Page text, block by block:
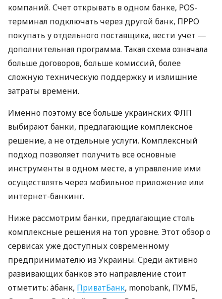
компаний. Счет открывать в одном банке, POS-
терминал подключать через другой банк, ПРРО
покупать у отдельного поставщика, вести учет —
дополнительная программа. Такая схема означала
больше договоров, больше комиссий, более
сложную техническую поддержку и излишние
затраты времени.
Именно поэтому все больше украинских ФЛП
выбирают банки, предлагающие комплексное
решение, а не отдельные услуги. Комплексный
подход позволяет получить все основные
инструменты в одном месте, а управление ими
осуществлять через мобильное приложение или
интернет-банкинг.
Ниже рассмотрим банки, предлагающие столь
комплексные решения на топ уровне. Этот обзор о
сервисах уже доступных современному
предпринимателю из Украины. Среди активно
развивающих банков это направление стоит
отметить: àбанк, ПриватБанк, monobank, ПУМБ,